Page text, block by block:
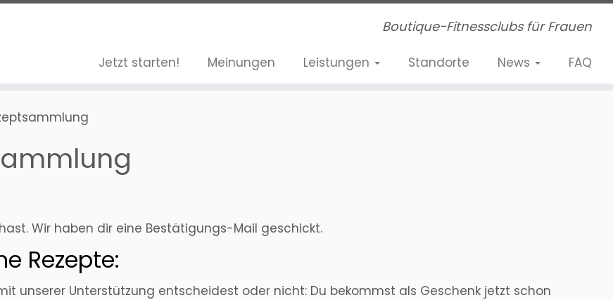
Boutique-Fitnessclubs für Frauen
Jetzt starten! Meinungen Leistungen Standorte News FAQ
Wir haben dir eine Bestätigungs-Mail geschickt.
Rezepte:
unserer Unterstützung entscheidest oder nicht: Du bekommst als Geschenk jetzt schon